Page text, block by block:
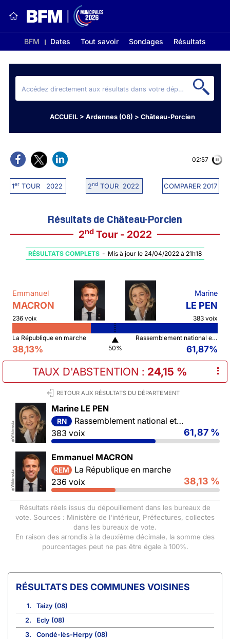
BFM Dates Tout savoir Sondages Résultats
ACCUEIL> Ardennes (08) > Château-Porcien
1erTOUR 2022 2ndTOUR 2022 COMPARER 2017
02:56
Résultats de Château-Porcien
2ndTour - 2022
RÉSULTATS COMPLETS - Mis à jour le 24/04/2022 à 21h18
Emmanuel
MACRON
236 voix
Marine
LE PEN
383 voix
La République en marche
38,13%
▲
50%
Rassemblement national et ses alliés
61,87%
TAUX D'ABSTENTION : 24,15 % ⠇
RETOUR AUX RÉSULTATS DU DÉPARTEMENT
©
Wikimedia
Marine LE PEN
RN
Rassemblement national et ses alliés
383 voix
61,87 %
©
Wikimedia
Emmanuel MACRON
REM
La République en marche
236 voix
38,13 %
Résultats réels issus du dépouillement dans les bureaux de
vote. Sources : Ministère de l'intérieur, Préfectures, collectes
dans les bureaux de vote.
En raison des arrondis à la deuxième décimale, la somme des
pourcentages peut ne pas être égale à 100%.
COMMUNES VOISINES
1.
Taizy (08)
2.
Ecly (08)
3.
Condé-lès-Herpy (08)